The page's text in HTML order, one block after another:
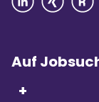
Auf
+